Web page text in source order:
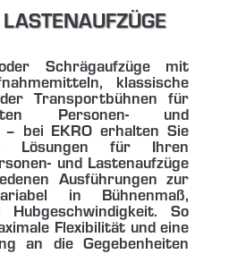
Schrägaufzüge mit
klassische
Transportbühnen für
Personen- und
bei EKRO erhalten Sie
Lösungen für Ihren
und Lastenaufzüge
Ausführungen zur
in Bühnenmaß,
So
Flexibilität und eine
an die Gegebenheiten